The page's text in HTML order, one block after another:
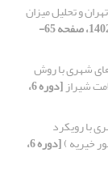
و تحلیل میزان
[دوره 6، شماره 4، 1402، صفحه 65-
شهری با روش
شیراز [دوره 6،
با رویکرد
خیریه ) [دوره 6،